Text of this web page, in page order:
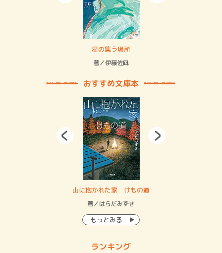
星の集う場所
著／伊藤佐凪
おすすめ文庫本
山に抱かれた家 けもの道
著／はらだみずき
もっとみる
ランキング